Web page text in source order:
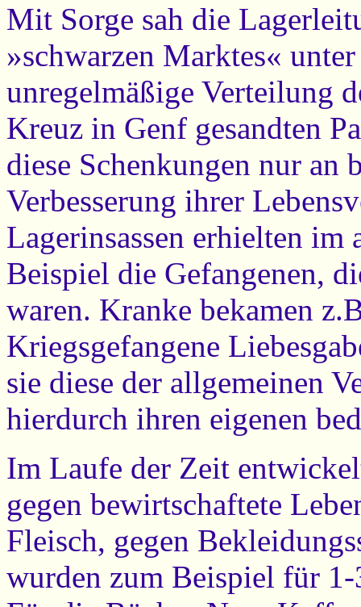
Mit Sorge sah die
»schwarzen Marktes«
unregelmäßige Verteilung
Kreuz in Genf gesandten
diese Schenkungen nur an
Verbesserung ihrer
Lagerinsassen erhielten im
Beispiel die Gefangenen,
waren. Kranke bekamen
Kriegsgefangene
sie diese der allgemeinen
hierdurch ihren eigenen
Im Laufe der Zeit
gegen bewirtschaftete
Fleisch, gegen
wurden zum Beispiel für